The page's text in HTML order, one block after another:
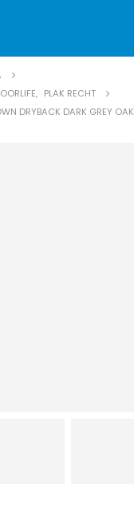
, PLAK RECHT
DRYBACK DARK GREY OAK